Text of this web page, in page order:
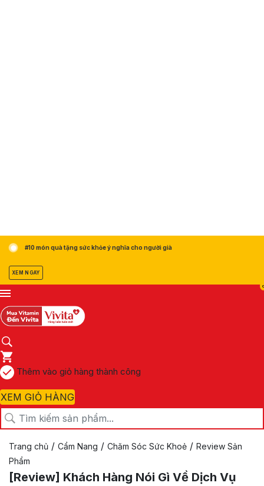
#10 món quà tặng sức khỏe ý nghĩa cho người già
XEM NGAY
0
Thêm vào giỏ hàng thành công
XEM GIỎ HÀNG
Trang chủ / Cẩm Nang / Chăm Sóc Sức Khoẻ / Review Sản
Phẩm
[Review] Khách Hàng Nói Gì Về Dịch Vụ